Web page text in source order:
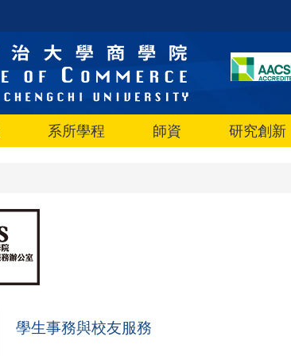
系所學程 師資 研究創新
學生事務與校友服務